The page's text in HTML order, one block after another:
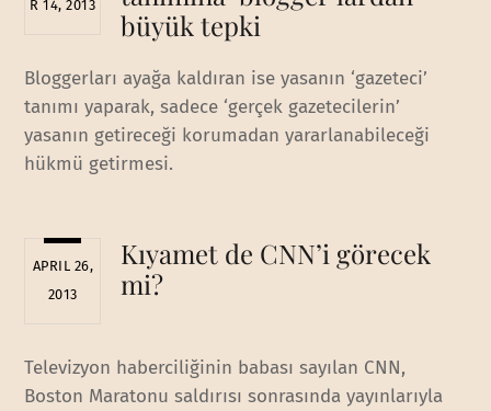
R 14, 2013
büyük tepki
Bloggerları ayağa kaldıran ise yasanın ‘gazeteci’
tanımı yaparak, sadece ‘gerçek gazetecilerin’
yasanın getireceği korumadan yararlanabileceği
hükmü getirmesi.
APRIL 26,
2013
Kıyamet de CNN’i görecek
mi?
Televizyon haberciliğinin babası sayılan CNN,
Boston Maratonu saldırısı sonrasında yayınlarıyla